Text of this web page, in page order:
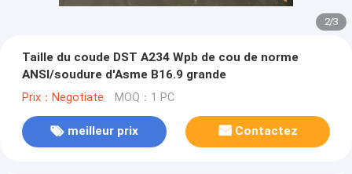
2/3
Taille du coude DST A234 Wpb de cou de norme
ANSI/soudure d'Asme B16.9 grande
Prix：Negotiate MOQ：1 PC
meilleur prix Contactez